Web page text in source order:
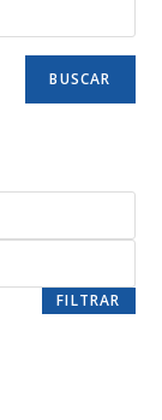
BUSCAR
FILTRAR